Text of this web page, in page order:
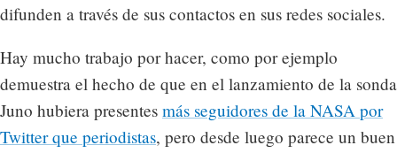
difunden a través de sus contactos en sus redes sociales.
Hay mucho trabajo por hacer, como por ejemplo
demuestra el hecho de que en el lanzamiento de la sonda
Juno hubiera presentes más seguidores de la NASA por
Twitter que periodistas, pero desde luego parece un buen